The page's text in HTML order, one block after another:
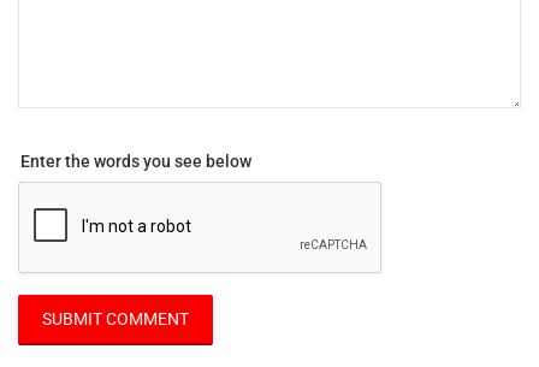
Enter the words you see below